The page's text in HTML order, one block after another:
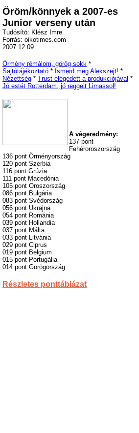
Öröm/könnyek a 2007-es
Junior verseny után
Tudósító: Klész Imre
Forrás: oikotimes.com
2007.12.09.
Örmény rémálom, görög sokk *
Sajtótájékoztató * Ismerd meg Alekszejt! *
Nézettség * Trust elégedett a produkciójával *
Jó estét Rotterdam, jó reggelt Limassol!
A végeredmény:
137 pont
Fehéroroszország
136 pont Örményország
120 pont Szerbia
116 pont Grúzia
111 pont Macedónia
105 pont Oroszország
086 pont Bulgária
083 pont Svédország
056 pont Ukrajna
054 pont Románia
039 pont Hollandia
037 pont Málta
033 pont Litvánia
029 pont Ciprus
019 pont Belgium
015 pont Portugália
014 pont Görögország
Részletes ponttáblázat